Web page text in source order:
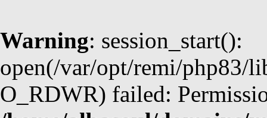
Warning: session_start():
open(/var/opt/remi/php83/
O_RDWR) failed: